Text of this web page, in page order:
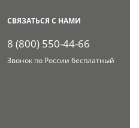
СВЯЗАТЬСЯ С НАМИ
8 (800) 550-44-66
Звонок по России бесплатный